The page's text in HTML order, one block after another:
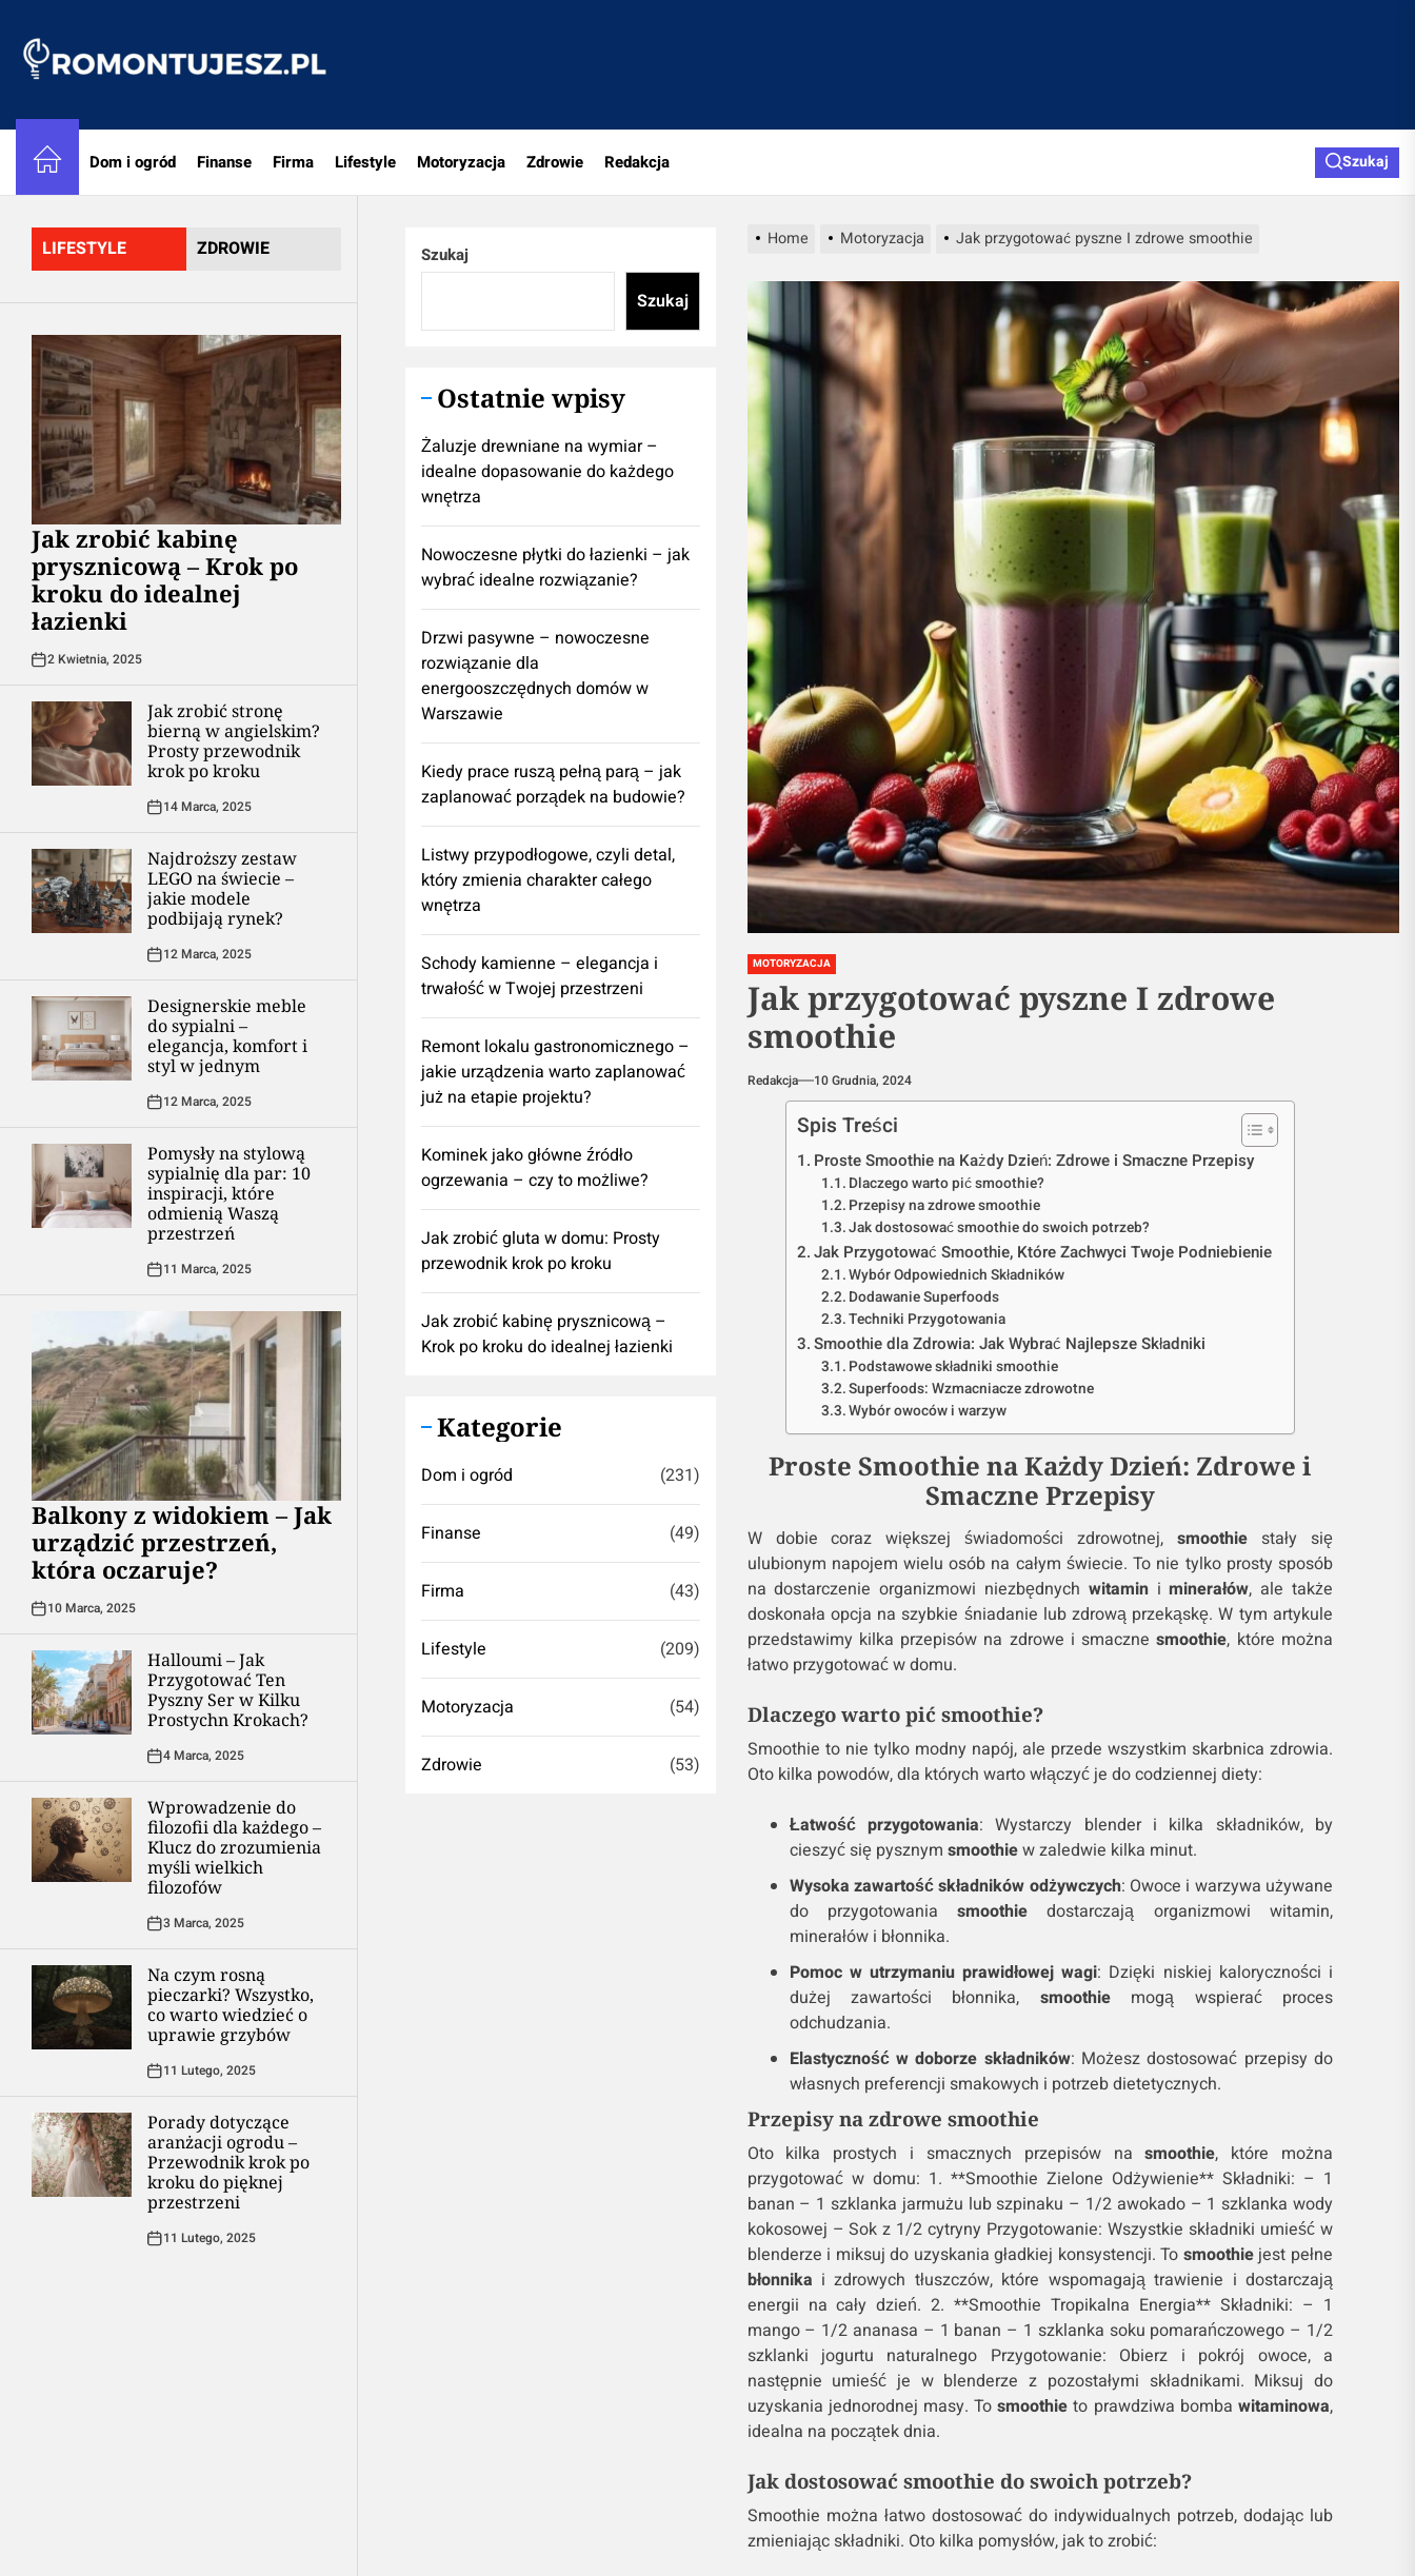
content
Dom i ogród Finanse Firma Lifestyle Motoryzacja Zdrowie Redakcja Szukaj
LIFESTYLE ZDROWIE
Jak zrobić kabinę
prysznicową – Krok po
kroku do idealnej
łazienki
2 Kwietnia, 2025
Jak zrobić stronę
bierną w angielskim?
Prosty przewodnik
krok po kroku
14 Marca, 2025
Najdroższy zestaw
LEGO na świecie –
jakie modele
podbijają rynek?
12 Marca, 2025
Designerskie meble
do sypialni –
elegancja, komfort i
styl w jednym
12 Marca, 2025
Pomysły na stylową
sypialnię dla par: 10
inspiracji, które
odmienią Waszą
przestrzeń
11 Marca, 2025
Balkony z widokiem – Jak
urządzić przestrzeń,
która oczaruje?
10 Marca, 2025
Halloumi – Jak
Przygotować Ten
Pyszny Ser w Kilku
Prostychn Krokach?
4 Marca, 2025
Wprowadzenie do
filozofii dla każdego –
Klucz do zrozumienia
myśli wielkich
filozofów
3 Marca, 2025
Na czym rosną
pieczarki? Wszystko,
co warto wiedzieć o
uprawie grzybów
11 Lutego, 2025
Porady dotyczące
aranżacji ogrodu –
Przewodnik krok po
kroku do pięknej
przestrzeni
11 Lutego, 2025
Home Motoryzacja Jak przygotować pyszne I zdrowe smoothie
MOTORYZACJA
Jak przygotować pyszne I zdrowe
smoothie
Redakcja 10 Grudnia, 2024
Spis Treści
Proste Smoothie na Każdy Dzień: Zdrowe i Smaczne Przepisy
Dlaczego warto pić smoothie?
Przepisy na zdrowe smoothie
Jak dostosować smoothie do swoich potrzeb?
Jak Przygotować Smoothie, Które Zachwyci Twoje Podniebienie
Wybór Odpowiednich Składników
Dodawanie Superfoods
Techniki Przygotowania
Smoothie dla Zdrowia: Jak Wybrać Najlepsze Składniki
Podstawowe składniki smoothie
Superfoods: Wzmacniacze zdrowotne
Wybór owoców i warzyw
Proste Smoothie na Każdy Dzień: Zdrowe i
Smaczne Przepisy
W dobie coraz większej świadomości zdrowotnej,smoothie stały się
ulubionym napojem wielu osób na całym świecie. To nie tylko prosty sposób
na dostarczenie organizmowi niezbędnych witaminiminerałów, ale także
doskonała opcja na szybkie śniadanie lub zdrową przekąskę. W tym artykule
przedstawimy kilka przepisów na zdrowe i smacznesmoothie, które można
łatwo przygotować w domu.
Dlaczego warto pić smoothie?
Smoothie to nie tylko modny napój, ale przede wszystkim skarbnica zdrowia.
Oto kilka powodów, dla których warto włączyć je do codziennej diety:
Łatwość przygotowania: Wystarczy blender i kilka składników, by
cieszyć się pysznym smoothiew zaledwie kilka minut.
Wysoka zawartość składników odżywczych: Owoce i warzywa używane
do przygotowaniasmoothie dostarczają organizmowi witamin,
minerałów i błonnika.
Pomoc w utrzymaniu prawidłowej wagi: Dzięki niskiej kaloryczności i
dużej zawartości błonnika, smoothiemogą wspierać proces
odchudzania.
Elastyczność w doborze składników: Możesz dostosować przepisy do
własnych preferencji smakowych i potrzeb dietetycznych.
Przepisy na zdrowe smoothie
Oto kilka prostych i smacznych przepisów nasmoothie, które można
przygotować w domu: 1. **Smoothie Zielone Odżywienie** Składniki: – 1
banan – 1 szklanka jarmużu lub szpinaku – 1/2 awokado – 1 szklanka wody
kokosowej – Sok z 1/2 cytryny Przygotowanie: Wszystkie składniki umieść w
blenderze i miksuj do uzyskania gładkiej konsystencji. To smoothiejest pełne
błonnika i zdrowych tłuszczów, które wspomagają trawienie i dostarczają
energii na cały dzień. 2. **Smoothie Tropikalna Energia** Składniki: – 1
mango – 1/2 ananasa – 1 banan – 1 szklanka soku pomarańczowego – 1/2
szklanki jogurtu naturalnego Przygotowanie: Obierz i pokrój owoce, a
następnie umieść je w blenderze z pozostałymi składnikami. Miksuj do
uzyskania jednorodnej masy. Tosmoothie to prawdziwa bomba witaminowa,
idealna na początek dnia.
Jak dostosować smoothie do swoich potrzeb?
Smoothie można łatwo dostosować do indywidualnych potrzeb, dodając lub
zmieniając składniki. Oto kilka pomysłów, jak to zrobić:
Szukaj
Szukaj
Ostatnie wpisy
Żaluzje drewniane na wymiar –
idealne dopasowanie do każdego
wnętrza
Nowoczesne płytki do łazienki – jak
wybrać idealne rozwiązanie?
Drzwi pasywne – nowoczesne
rozwiązanie dla
energooszczędnych domów w
Warszawie
Kiedy prace ruszą pełną parą – jak
zaplanować porządek na budowie?
Listwy przypodłogowe, czyli detal,
który zmienia charakter całego
wnętrza
Schody kamienne – elegancja i
trwałość w Twojej przestrzeni
​Remont lokalu gastronomicznego –
jakie urządzenia warto zaplanować
już na etapie projektu?
Kominek jako główne źródło
ogrzewania – czy to możliwe?
Jak zrobić gluta w domu: Prosty
przewodnik krok po kroku
Jak zrobić kabinę prysznicową –
Krok po kroku do idealnej łazienki
Kategorie
Dom i ogród (231)
Finanse (49)
Firma (43)
Lifestyle (209)
Motoryzacja (54)
Zdrowie (53)